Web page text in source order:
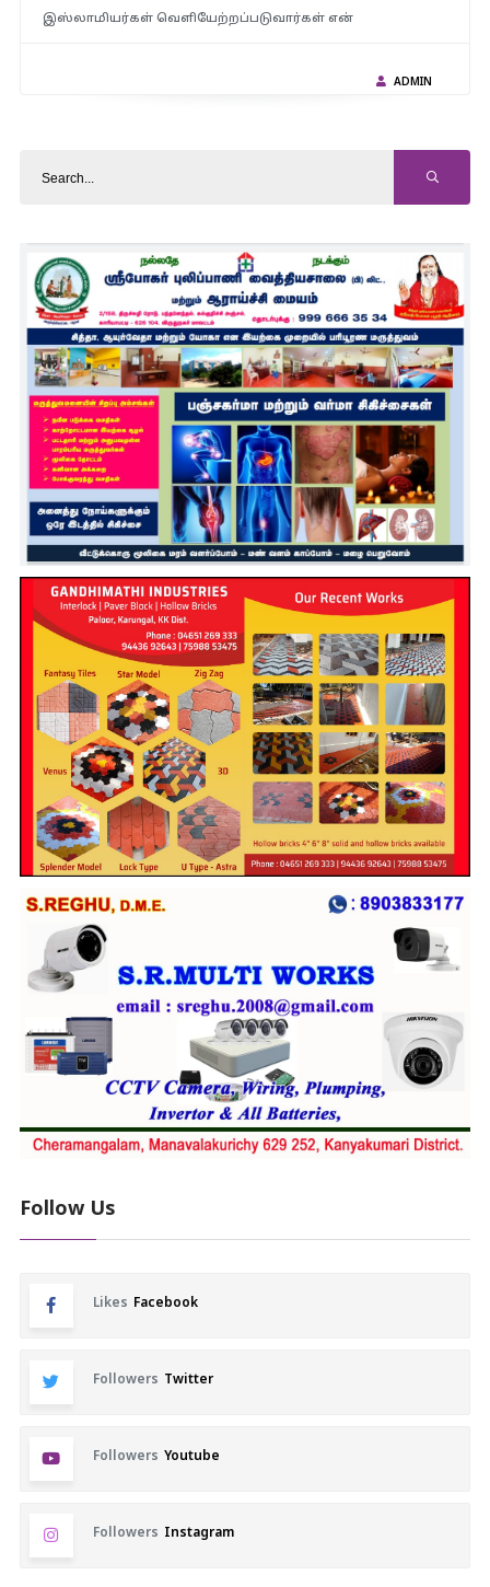
இஸ்லாமியர்கள் வெளியேற்றப்படுவார்கள் என்
ADMIN
Follow Us
Likes Facebook
Followers Twitter
Followers Youtube
Followers Instagram